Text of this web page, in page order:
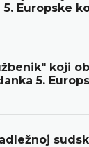
Europske
koji
5.